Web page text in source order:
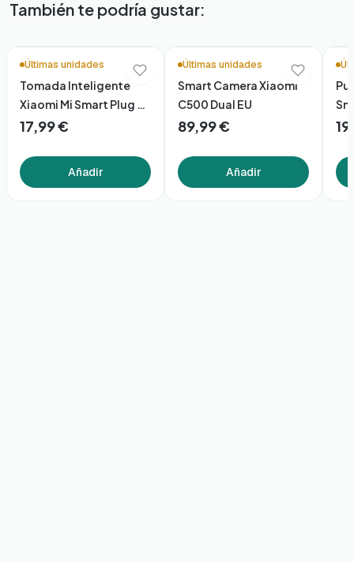
También te podría gustar:
Últimas unidades
Tomada Inteligente
Xiaomi Mi Smart Plug 2
Wifi
17,99 €
Añadir
Últimas unidades
Smart Camera Xiaomi
C500 Dual EU
89,99 €
Añadir